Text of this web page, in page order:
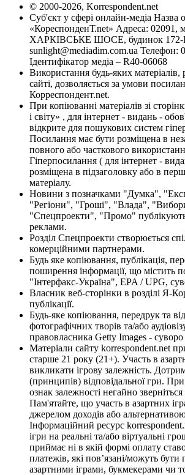
© 2000-2026, Korrespondent.net
Суб'єкт у сфері онлайн-медіа Назва
«КореспонденТ.net» Адреса: 02091,
ХАРКІВСЬКЕ ШОСЕ, будинок 172-
sunlight@mediadim.com.ua Телефон:
Ідентифікатор медіа – R40-06068
Використання будь-яких
сайті, дозволяється за умови
Корреспондент.net.
При копіюванні матеріалів зі
і світу» , для інтернет - видань -
відкрите для пошукових систем
Посилання має бути розміщена в
повного або часткового
Гіперпосилання ( для інтернет -
розміщена в підзаголовку або в
матеріалу.
Новини з позначками "Думка",
"Регіони", "Гроші", "Влада",
"Спецпроекти", "Промо"
реклами.
Розділ Спецпроекти створюється
комерційними партнерами.
Будь яке копіювання, публікація,
поширення інформації, що містить
"Інтерфакс-Україна", EPA / UPG,
Власник веб-сторінки в розділі Я-
публікації.
Будь-яке копіювання, передрук та
фотографічних творів та/або
правовласника Getty Images - суворо
Матеріали сайту korrespondent.net
старше 21 року (21+). Участь в
викликати ігрову залежність.
(принципів) відповідальної гри.
ознак залежності негайно зверніться
Пам'ятайте, що участь в азартних
джерелом доходів або
Інформаційний ресурс
ігри на реальні та/або віртуальні
приймає ні в якій формі оплату
платежів, які пов’язані/можуть бути
азартними іграми, букмекерами чи